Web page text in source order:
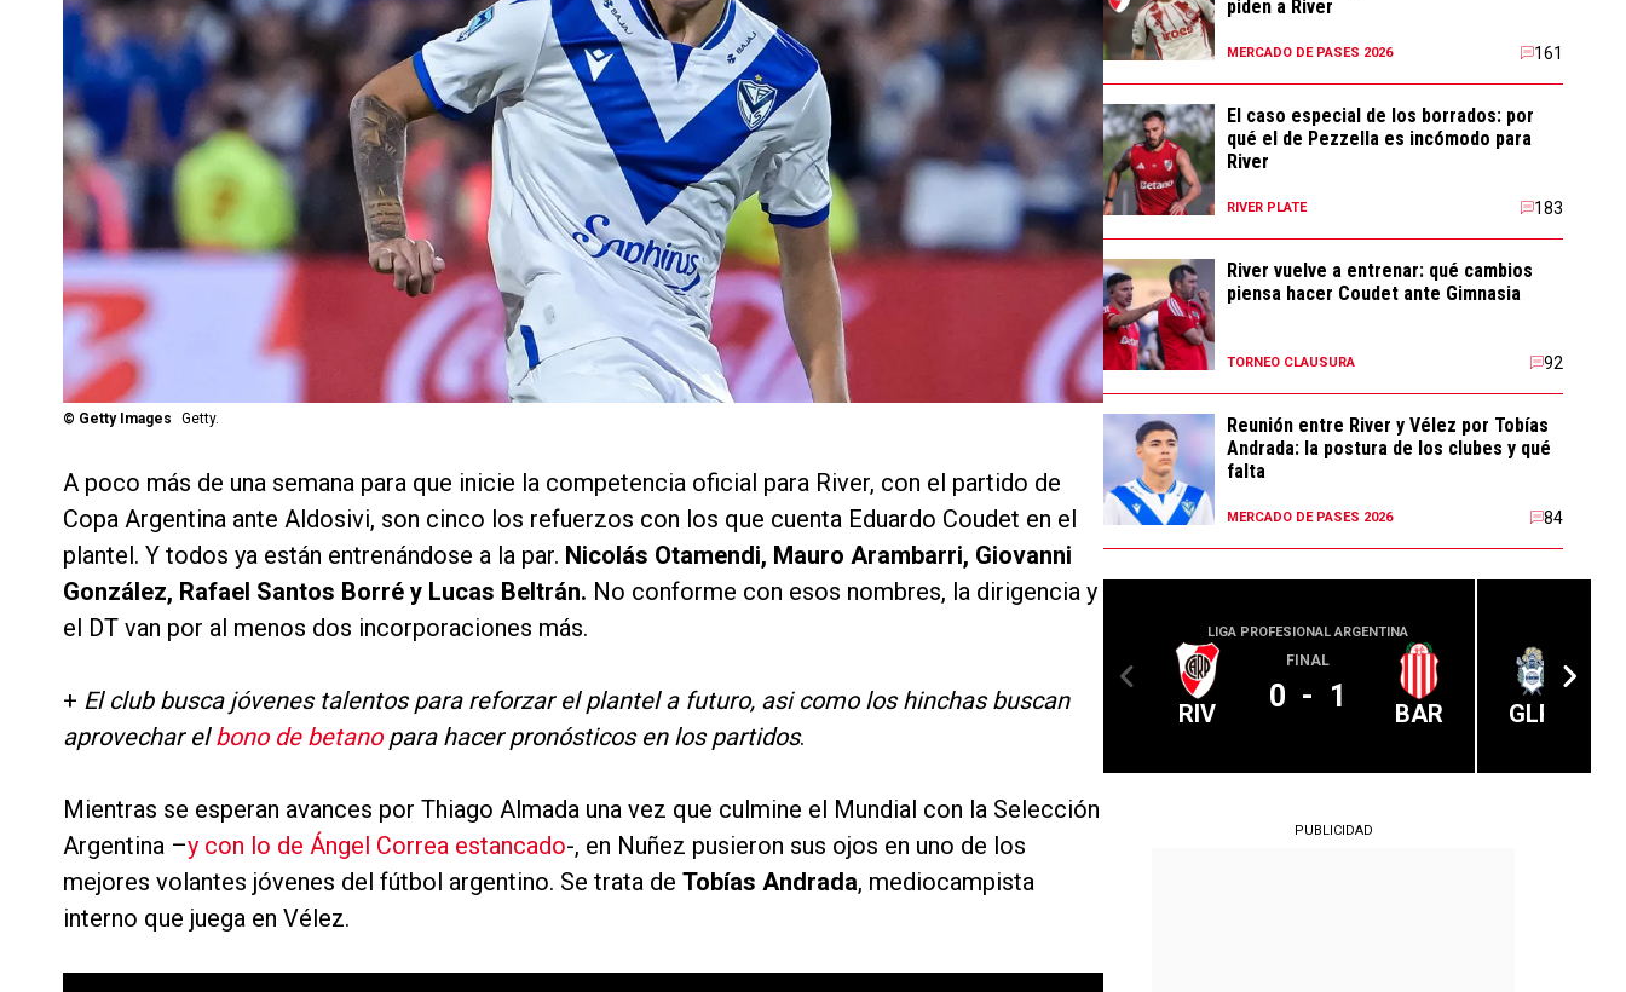
© Getty Images Getty.
A poco más de una semana para que inicie la competencia oficial para River, con el partido de
Copa Argentina ante Aldosivi, son cinco los refuerzos con los que cuenta Eduardo Coudet en el
plantel. Y todos ya están entrenándose a la par. Nicolás Otamendi, Mauro Arambarri, Giovanni
González, Rafael Santos Borré y Lucas Beltrán. No conforme con esos nombres, la dirigencia y
el DT van por al menos dos incorporaciones más.
+ El club busca jóvenes talentos para reforzar el plantel a futuro, asi como los hinchas buscan
aprovechar elbono de betanopara hacer pronósticos en los partidos.
Mientras se esperan avances por Thiago Almada una vez que culmine el Mundial con la Selección
Argentina –y con lo de Ángel Correa estancado-, en Nuñez pusieron sus ojos en uno de los
mejores volantes jóvenes del fútbol argentino. Se trata de Tobías Andrada, mediocampista
interno que juega en Vélez.
piden a River
MERCADO DE PASES 2026 161
El caso especial de los borrados: por
qué el de Pezzella es incómodo para
River
RIVER PLATE 183
River vuelve a entrenar: qué cambios
piensa hacer Coudet ante Gimnasia
TORNEO CLAUSURA 92
Reunión entre River y Vélez por Tobías
Andrada: la postura de los clubes y qué
falta
MERCADO DE PASES 2026 84
LIGA PROFESIONAL ARGENTINA
RIV
FINAL
0 - 1 BAR GLP
PUBLICIDAD